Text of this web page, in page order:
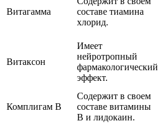
Витагамма
составе тиамина
хлорид.
Витаксон
Имеет
нейротропный
фармакологический
эффект.
Комплигам В
Содержит в своем
составе витамины
В и лидокаин.